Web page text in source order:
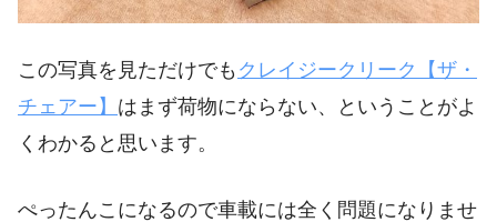
この写真を見ただけでも クレイジークリーク【ザ・
チェアー】 はまず荷物にならない、ということがよ
くわかると思います。
ぺったんこになるので車載には全く問題になりませ